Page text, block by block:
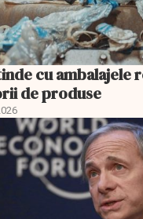
cu ambalajele
de produse